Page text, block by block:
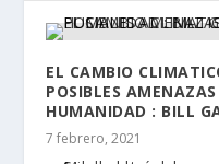
EL CAMBIO
POSIBLES
HUMANIDAD : BILL
7 febrero, 2021